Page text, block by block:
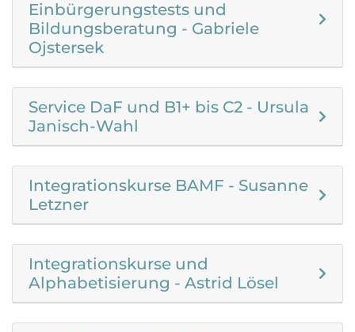
Einbürgerungstests und
Bildungsberatung - Gabriele
Ojstersek
Service DaF und B1+ bis C2 - Ursula
Janisch-Wahl
Integrationskurse BAMF - Susanne
Letzner
Integrationskurse und
Alphabetisierung - Astrid Lösel